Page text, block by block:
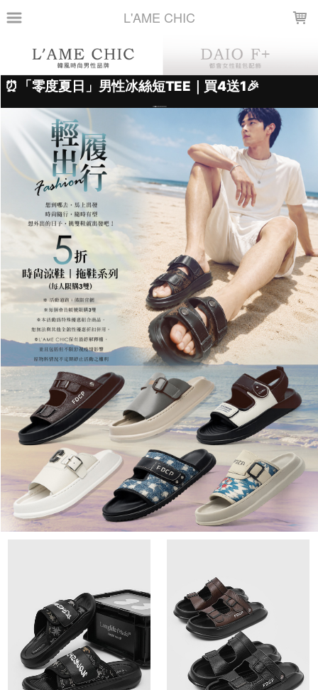
L'AME CHIC
上架時間 銷售件數 銷售價格
樣式尺寸篩選
全部樣式 黑 白 棕
米白
咖啡
藏青 綠
酒紅
灰
全部尺寸 26 (37~38碼) 38 39
42 43
45
46
篩選